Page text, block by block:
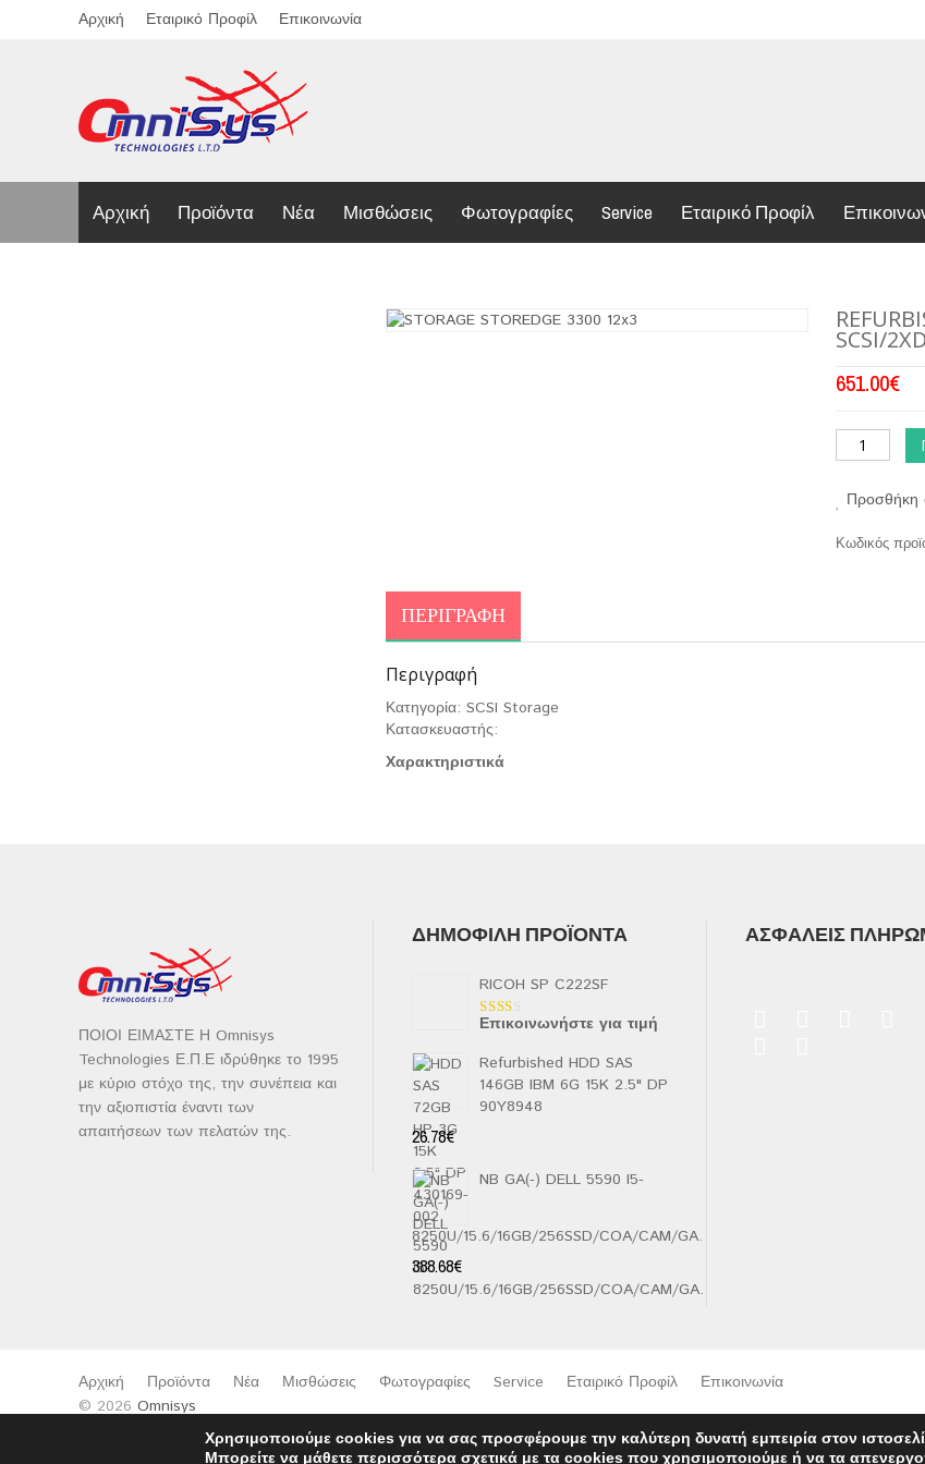
Αρχική Εταιρικό Προφίλ Επικοινωνία
Αρχική Προϊόντα Νέα Μισθώσεις Φωτογραφίες Service Εταιρικό Προφίλ
SCSI/
651.00€
Προσθήκη
Κωδικός
ΠΕΡΙΓΡΑΦΉ
Περιγραφή
Κατηγορία: SCSI Storage
Κατασκευαστής:
Χαρακτηριστικά
ΠΟΙΟΙ ΕΙΜΑΣΤΕ Η Omnisys
Technologies Ε.Π.Ε ιδρύθηκε το 1995
με κύριο στόχο της, την συνέπεια και
την αξιοπιστία έναντι των
απαιτήσεων των πελατών της.
ΔΗΜΟΦΙΛΉ ΠΡΟΪΌΝΤΑ
RICOH SP C222SF
Βαθμολογήθηκε
2.00
από
5
Επικοινωνήστε για τιμή
Refurbished HDD SAS
146GB IBM 6G 15K 2.5" DP
90Y8948
26.78€
NB GA(-) DELL 5590 I5-
8250U/15.6/16GB/256SSD/COA/CAM/GA.
388.68€
ΑΣΦΑΛΕΊΣ
Αρχική Προϊόντα Νέα Μισθώσεις Φωτογραφίες Service Εταιρικό Προφίλ
Επικοινωνία
© 2026 Omnisys
Χρησιμοποιούμε cookies για να σας προσφέρουμε την καλύτερη δυνατή εμπειρία στον
Μπορείτε να μάθετε περισσότερα σχετικά με τα cookies που χρησιμοποιούμε ή να τα
Ελληνικα